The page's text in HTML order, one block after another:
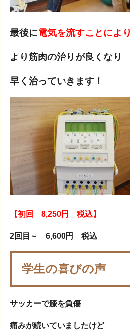
最後に電気を流すことにより
より筋肉の治りが良くなり
早く治っていきます！
【初回 8,250円 税込】
2回目～ 6,600円 税込
学生の喜びの声
サッカーで膝を負傷
痛みが続いていましたけど